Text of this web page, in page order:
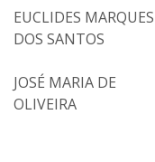
EUCLIDES MARQUES
DOS SANTOS
JOSÉ MARIA DE
OLIVEIRA